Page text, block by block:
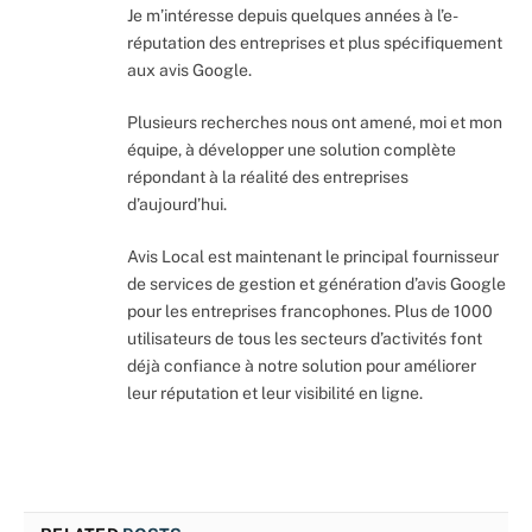
Je m’intéresse depuis quelques années à l’e-
réputation des entreprises et plus spécifiquement
aux avis Google.
Plusieurs recherches nous ont amené, moi et mon
équipe, à développer une solution complète
répondant à la réalité des entreprises
d’aujourd’hui.
Avis Local est maintenant le principal fournisseur
de services de gestion et génération d’avis Google
pour les entreprises francophones. Plus de 1000
utilisateurs de tous les secteurs d’activités font
déjà confiance à notre solution pour améliorer
leur réputation et leur visibilité en ligne.